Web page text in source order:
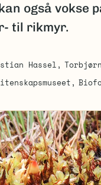
også vokse
til rikmyr.
Hassel